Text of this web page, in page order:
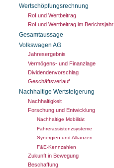
Wertschöpfungsrechnung
RoI und Wertbeitrag
RoI und Wertbeitrag im Berichtsjahr
Gesamtaussage
Volkswagen AG
Jahresergebnis
Vermögens- und Finanzlage
Dividendenvorschlag
Geschäftsverlauf
Nachhaltige Wertsteigerung
Nachhaltigkeit
Forschung und Entwicklung
Nachhaltige Mobilität
Fahrerassistenzsysteme
Synergien und Allianzen
F&E-Kennzahlen
Zukunft in Bewegung
Beschaffung